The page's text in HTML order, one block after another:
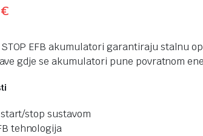
€
STOP EFB akumulatori garantiraju stalnu
gdje se akumulatori pune povratnom
stop sustavom
tehnologija